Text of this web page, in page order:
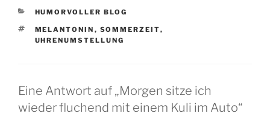
o
r
KATEGORIEN
HUMORVOLLER BLOG
SCHLAGWÖRTER
MELANTONIN , SOMMERZEIT,
UHRENUMSTELLUNG
Eine Antwort auf „Morgen sitze ich
wieder fluchend mit einem Kuli im Auto“